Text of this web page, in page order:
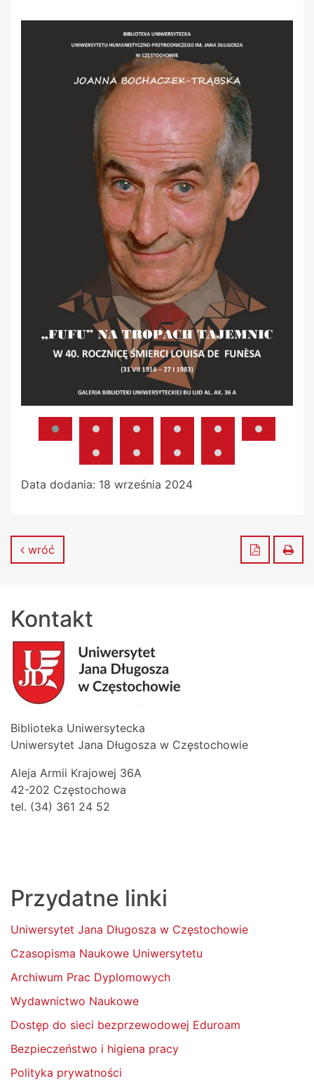
Data dodania: 18 września 2024
wróć Zapisz do
Kontakt
Biblioteka Uniwersytecka
Uniwersytet Jana Długosza w Częstochowie
Aleja Armii Krajowej 36A
42-202 Częstochowa
tel. (34) 361 24 52
Przydatne linki
Uniwersytet Jana Długosza w Częstochowie
Czasopisma Naukowe Uniwersytetu
Archiwum Prac Dyplomowych
Wydawnictwo Naukowe
Dostęp do sieci bezprzewodowej Eduroam
Bezpieczeństwo i higiena pracy
Polityka prywatności